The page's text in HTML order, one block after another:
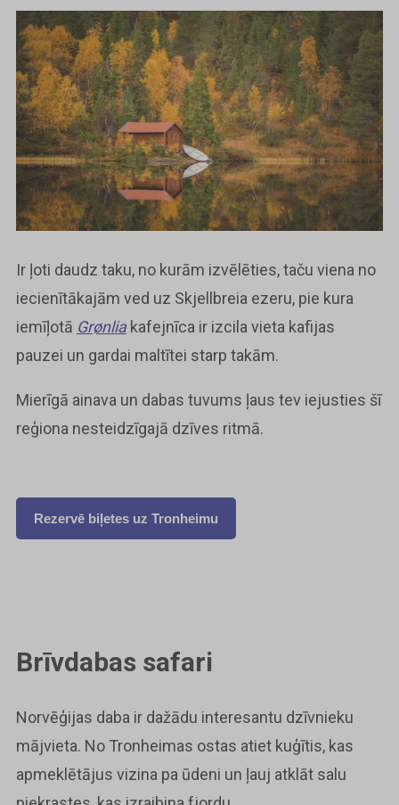
Ir ļoti daudz taku, no kurām izvēlēties, taču viena no
iecienītākajām ved uz Skjellbreia ezeru, pie kura
iemīļotā Grønlia kafejnīca ir izcila vieta kafijas
pauzei un gardai maltītei starp takām.
Mierīgā ainava un dabas tuvums ļaus tev iejusties šī
reģiona nesteidzīgajā dzīves ritmā.
Rezervē biļetes uz Tronheimu
Brīvdabas safari
Norvēģijas daba ir dažādu interesantu dzīvnieku
mājvieta. No Tronheimas ostas atiet kuģītis, kas
apmeklētājus vizina pa ūdeni un ļauj atklāt salu